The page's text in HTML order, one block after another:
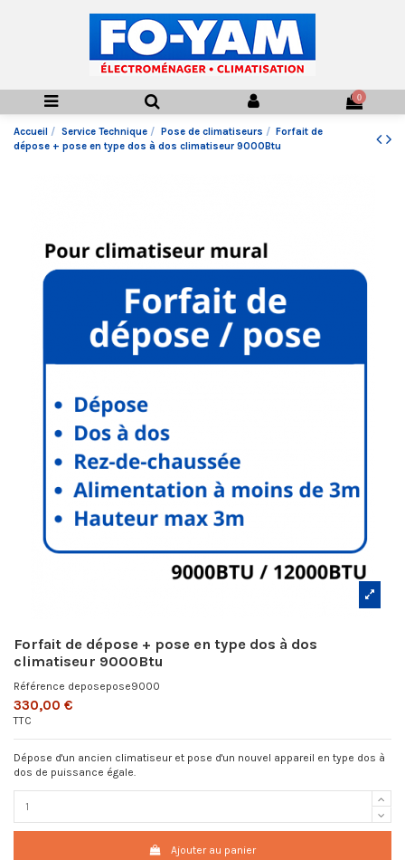
0
Accueil Service Technique Pose de climatiseurs
Forfait de
dépose + pose en type dos à dos climatiseur 9000Btu
Forfait de dépose + pose en type dos à dos
climatiseur 9000Btu
Référence deposepose9000
330,00 €
TTC
Dépose d'un ancien climatiseur et pose d'un nouvel appareil en type dos à
dos de puissance égale.
Ajouter au panier